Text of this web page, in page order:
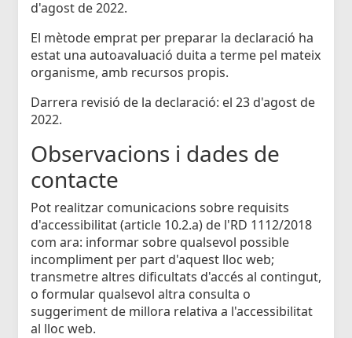
d'agost de 2022.
El mètode emprat per preparar la declaració ha
estat una autoavaluació duita a terme pel mateix
organisme, amb recursos propis.
Darrera revisió de la declaració: el 23 d'agost de
2022.
Observacions i dades de
contacte
Pot realitzar comunicacions sobre requisits
d'accessibilitat (article 10.2.a) de l'RD 1112/2018
com ara: informar sobre qualsevol possible
incompliment per part d'aquest lloc web;
transmetre altres dificultats d'accés al contingut,
o formular qualsevol altra consulta o
suggeriment de millora relativa a l'accessibilitat
al lloc web.